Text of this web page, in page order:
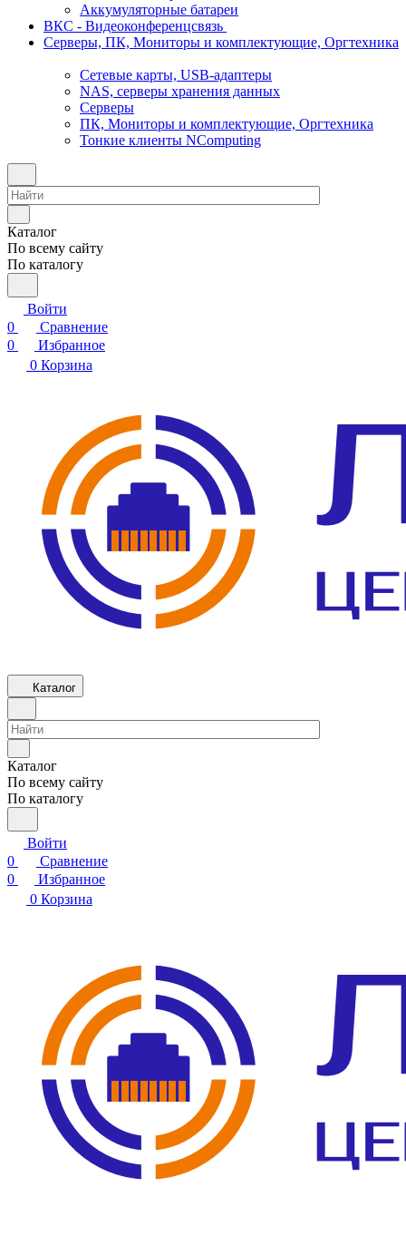
Аккумуляторные батареи
ВКС - Видеоконференцсвязь
Серверы, ПК, Мониторы и комплектующие, Оргтехника
Сетевые карты, USB-адаптеры
NAS, серверы хранения данных
Серверы
ПК, Мониторы и комплектующие, Оргтехника
Тонкие клиенты NComputing
Каталог
По всему сайту
По каталогу
Войти
0
Сравнение
0
Избранное
0 Корзина
Каталог
Каталог
По всему сайту
По каталогу
Войти
0
Сравнение
0
Избранное
0 Корзина